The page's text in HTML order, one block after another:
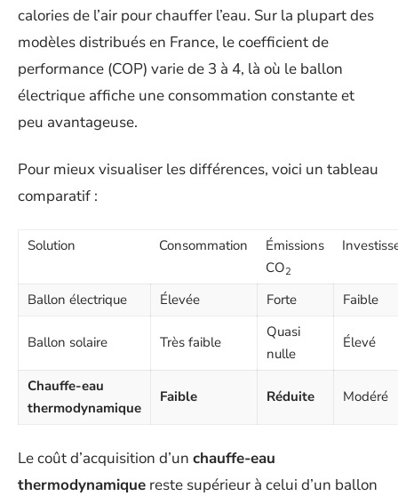
calories de l’air pour chauffer l’eau. Sur la plupart des
modèles distribués en France, le coefficient de
performance (COP) varie de 3 à 4, là où le ballon
électrique affiche une consommation constante et
peu avantageuse.
Pour mieux visualiser les différences, voici un tableau
comparatif :
Solution Consommation
Émissions
CO2
Ballon électrique Élevée Forte Faible
Ballon solaire Très faible
Quasi
nulle
Élevé
Chauffe-eau
thermodynamique
Faible Réduite Modéré
Le coût d’acquisition d’un chauffe-eau
thermodynamique reste supérieur à celui d’un ballon